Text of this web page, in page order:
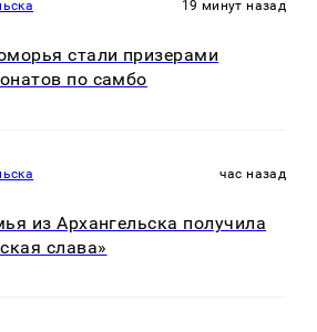
19 минут назад
стали призерами
по самбо
час назад
из Архангельска получила
слава»